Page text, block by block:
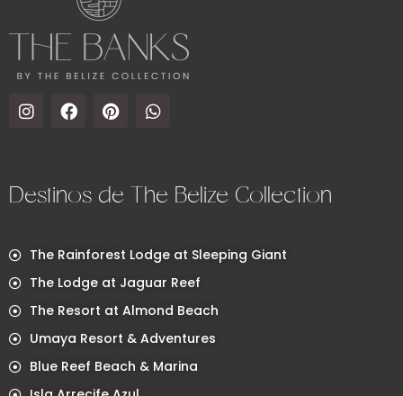
Destinos de The Belize Collection
The Rainforest Lodge at Sleeping Giant
The Lodge at Jaguar Reef
The Resort at Almond Beach
Umaya Resort & Adventures
Blue Reef Beach & Marina